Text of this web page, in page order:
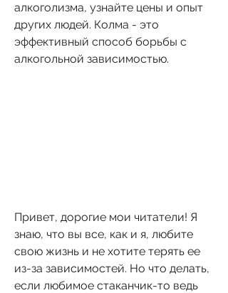
алкоголизма, узнайте цены и опыт
других людей. Колма - это
эффективный способ борьбы с
алкогольной зависимостью.
Привет, дорогие мои читатели! Я
знаю, что вы все, как и я, любите
свою жизнь и не хотите терять ее
из-за зависимостей. Но что делать,
если любимое стаканчик-то ведь